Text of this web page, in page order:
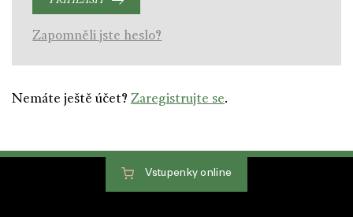
Zapomněli jste heslo?
Nemáte ještě účet? Zaregistrujte se.
Vstupenky online